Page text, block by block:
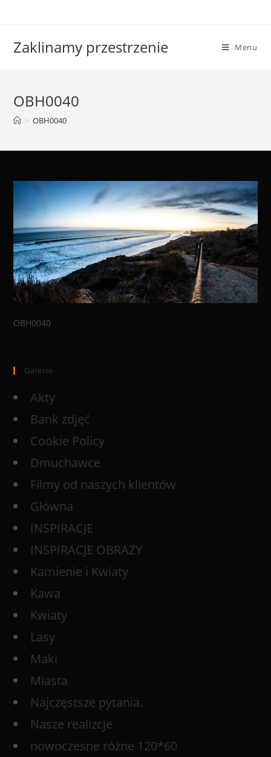
Zaklinamy przestrzenie Menu
OBH0040
> OBH0040
OBH0040
Galerie
Akty
Bank zdjęć
Cookie Policy
Dmuchawce
Filmy od naszych klientów
Główna
INSPIRACJE
INSPIRACJE OBRAZY
Kamienie i Kwiaty
Kawa
Kwiaty
Lasy
Maki
Miasta
Najczęstsze pytania.
Nasze realizcje
nowoczesne różne 120*60